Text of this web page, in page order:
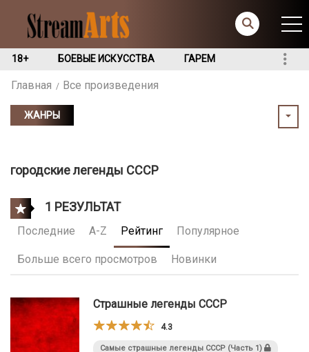
18+ БОЕВЫЕ ИСКУССТВА ГАРЕМ
Главная Все произведения
ЖАНРЫ
городские легенды СССР
1 РЕЗУЛЬТАТ
Последние A-Z Рейтинг Популярное
Больше всего просмотров Новинки
Страшные легенды СССР
4.3
Самые страшные легенды СССР (Часть 1)